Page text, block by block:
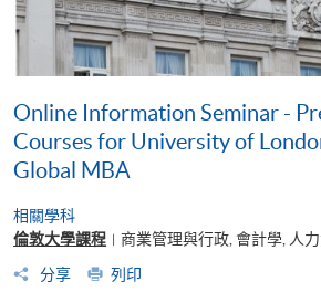
Online Information Seminar -
Courses for University of
Global MBA
相關學科
倫敦大學課程 | 商業管理與行政, 會計學, 人
分享
列印